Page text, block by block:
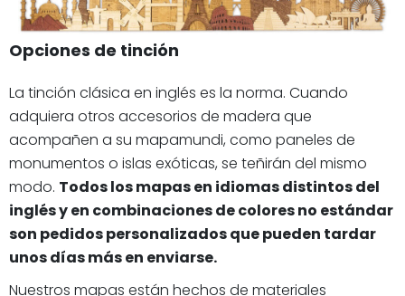
Opciones de tinción
La tinción clásica en inglés es la norma. Cuando
adquiera otros accesorios de madera que
acompañen a su mapamundi, como paneles de
monumentos o islas exóticas, se teñirán del mismo
modo. Todos los mapas en idiomas distintos del
inglés y en combinaciones de colores no estándar
son pedidos personalizados que pueden tardar
unos días más en enviarse.
Nuestros mapas están hechos de materiales